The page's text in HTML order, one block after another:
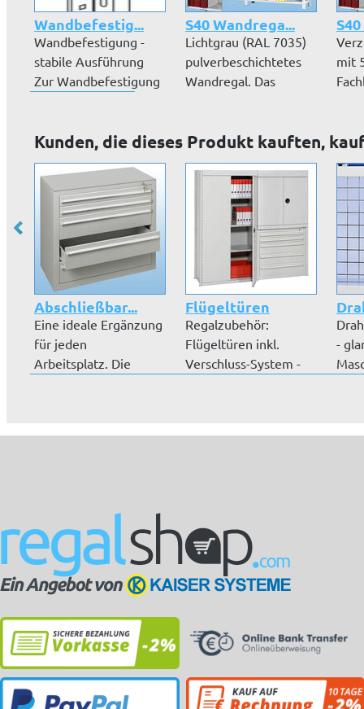
Wandbefestig...
Wandbefestigung -
stabile Ausführung
Zur Wandbefestigung
S40 Wandrega...
Lichtgrau (RAL 7035)
pulverbeschichtetes
Wandregal. Das
mit
Kunden, die dieses Produkt kauften,
Abschließbar...
Eine ideale Ergänzung
für jeden
Arbeitsplatz. Die
Flügeltüren
Regalzubehör:
Flügeltüren inkl.
Verschluss-System -
-